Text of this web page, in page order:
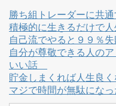
勝ち組トレーダーに共
積極的に生きるだけで
自己流でやると９９％
自分が尊敬できる人の
いい話
貯金しまくれば人生良
マジで時間が無駄にな